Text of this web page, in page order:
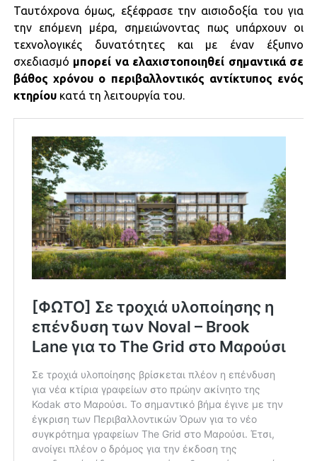
Ταυτόχρονα όμως, εξέφρασε την αισιοδοξία του για
την επόμενη μέρα, σημειώνοντας πως υπάρχουν οι
τεχνολογικές δυνατότητες και με έναν έξυπνο
σχεδιασμό μπορεί να ελαχιστοποιηθεί σημαντικά σε
βάθος χρόνου ο περιβαλλοντικός αντίκτυπος ενός
κτηρίουκατά τη λειτουργία του.